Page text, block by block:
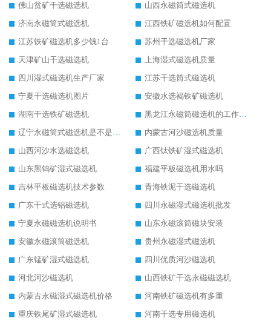
佛山贫矿干选磁选机
山西永磁筒式磁选机
济南永磁筒式磁选机
江西铁矿磁选机如何配置
江苏铁矿磁选机多少钱1台
苏州干选磁选机厂家
天津矿山干选磁选机
上海湿式磁选机质量
四川湿式磁选机生产厂家
江苏干选筒式磁选机
宁夏干选磁选机图片
安徽水选褐铁矿磁选机
湖南干选铁矿磁选机
黑龙江永磁筒磁选机的工作原理
辽宁永磁筒式磁选机是不是强磁
内蒙古河沙磁选机质量
山西河沙水选磁选机
广西钛铁矿湿式磁选机
山东黑钨矿湿式磁选机
福建平板磁选机用水吗
吉林平板磁选机技术参数
青海铁泥干选磁选机
广东干式选铝磁选机
四川永磁湿式磁选机批发
宁夏永磁磁选机说明书
山东永磁滚筒磁块安装
安徽永磁滚筒磁选机
贵州永磁湿式磁选机
广东锰矿湿式磁选机
四川优质河沙磁选机
河北河沙磁选机
山西铁矿干选永磁磁选机
内蒙古永磁湿式磁选机价格
河南铁矿磁选机有多重
重庆铁尾矿湿式磁选机
河南干选专用磁选机